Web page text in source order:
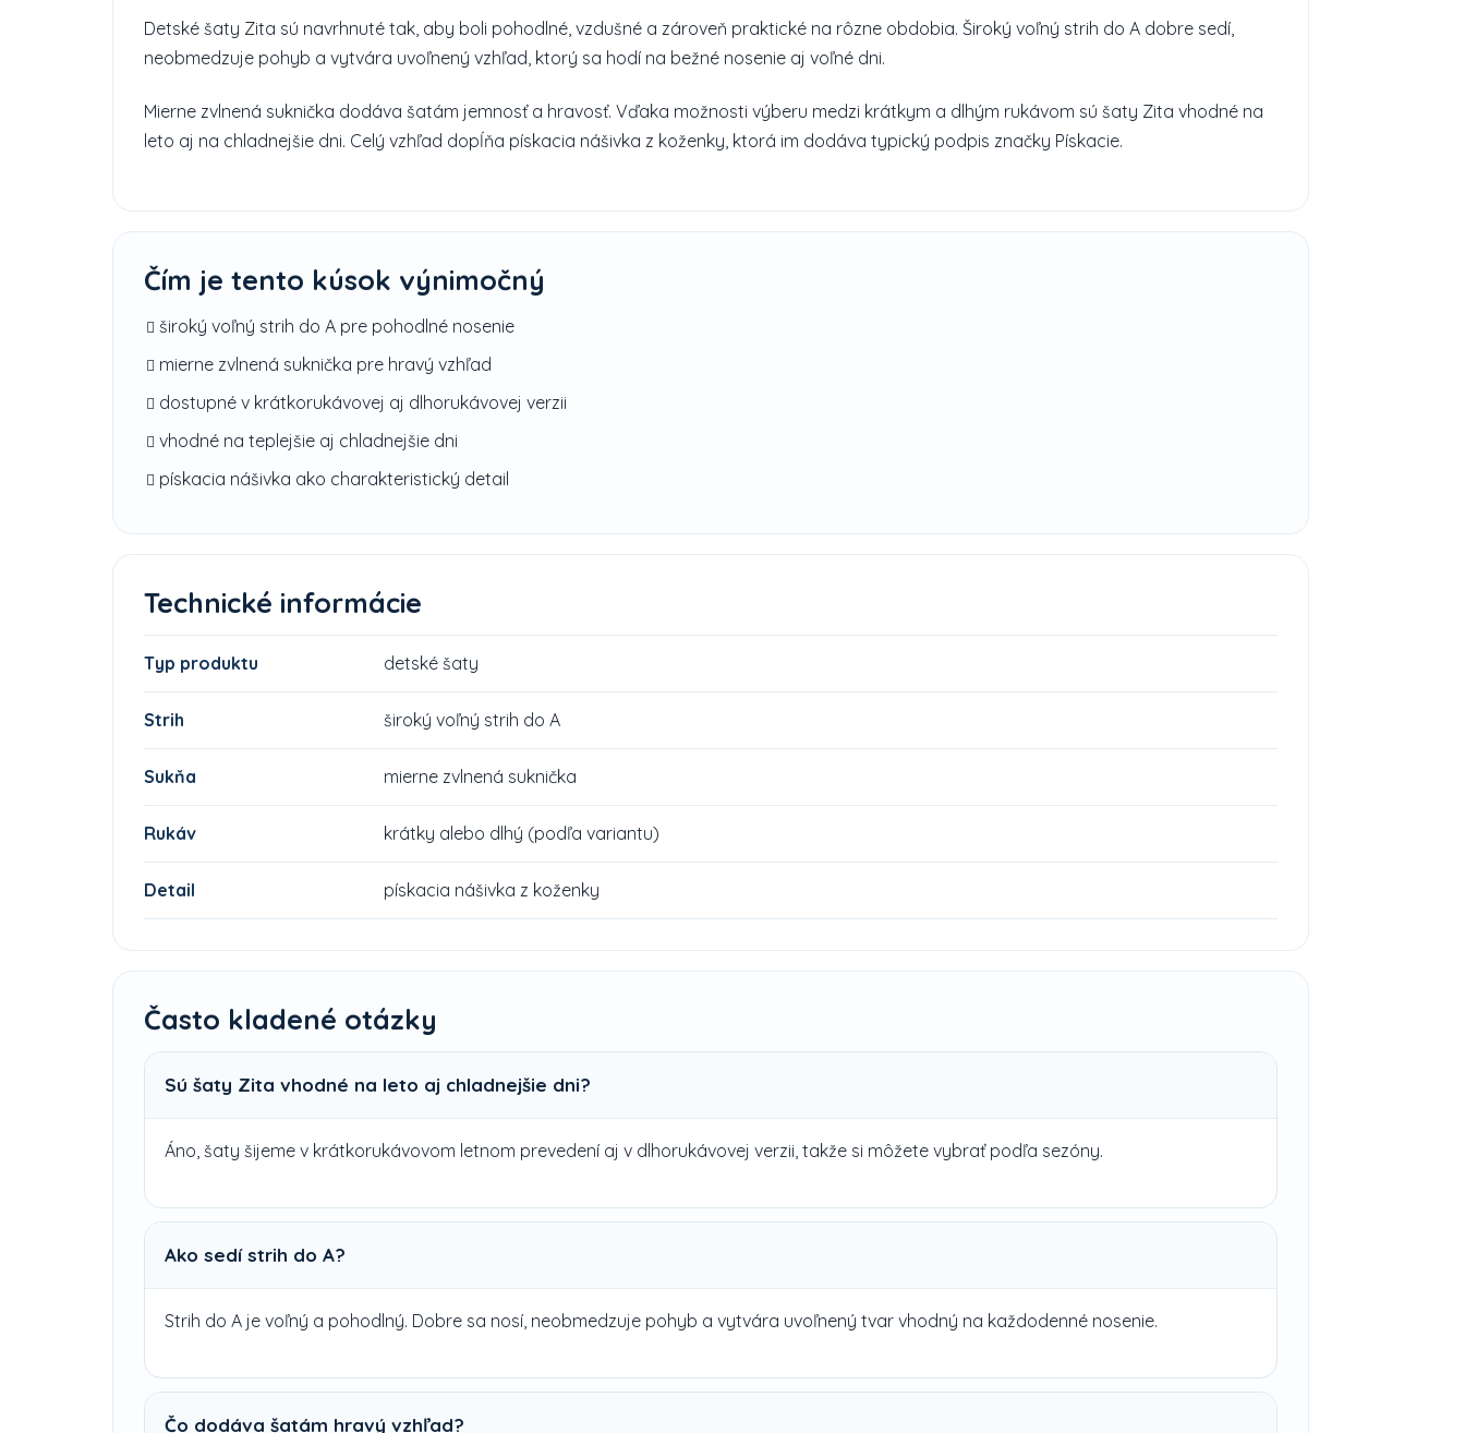
Detské šaty Zita sú navrhnuté tak, aby boli pohodlné, vzdušné a zároveň praktické na rôzne obdobia. Široký voľný strih do A dobre sedí,
neobmedzuje pohyb a vytvára uvoľnený vzhľad, ktorý sa hodí na bežné nosenie aj voľné dni.
Mierne zvlnená suknička dodáva šatám jemnosť a hravosť. Vďaka možnosti výberu medzi krátkym a dlhým rukávom sú šaty Zita vhodné na
leto aj na chladnejšie dni. Celý vzhľad dopĺňa pískacia nášivka z koženky, ktorá im dodáva typický podpis značky Pískacie.
Čím je tento kúsok výnimočný
široký voľný strih do A pre pohodlné nosenie
mierne zvlnená suknička pre hravý vzhľad
dostupné v krátkorukávovej aj dlhorukávovej verzii
vhodné na teplejšie aj chladnejšie dni
pískacia nášivka ako charakteristický detail
Technické informácie
Typ produktu detské šaty
Strih široký voľný strih do A
Sukňa mierne zvlnená suknička
Rukáv krátky alebo dlhý (podľa variantu)
Detail pískacia nášivka z koženky
Často kladené otázky
Sú šaty Zita vhodné na leto aj chladnejšie dni?
Áno, šaty šijeme v krátkorukávovom letnom prevedení aj v dlhorukávovej verzii, takže si môžete vybrať podľa sezóny.
Ako sedí strih do A?
Strih do A je voľný a pohodlný. Dobre sa nosí, neobmedzuje pohyb a vytvára uvoľnený tvar vhodný na každodenné nosenie.
Čo dodáva šatám hravý vzhľad?